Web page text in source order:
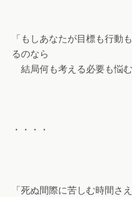
「もしあなたが目標も行動
るのなら
結局何も考える必要も悩
・・・・
「死ぬ間際に苦しむ時間さ